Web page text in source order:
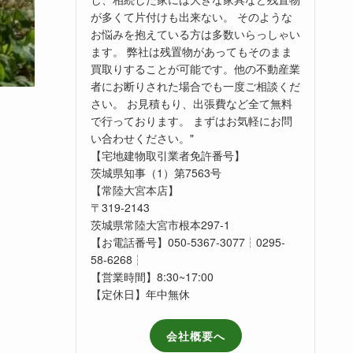
が多くて片付けも出来ない。 そのような
お悩みを抱えている方は多数いらっしゃい
ます。 弊社は残置物があってもそのまま
買取りすることが可能です。他の不動産業
者にお断りされた場合でも一度ご相談くだ
さい。 お見積もり、出張費など全て無料
で行っております。 まずはお気軽にお問
い合わせください。"
【宅地建物取引業者免許番号】
茨城県知事（1）第7563号
【常陸大宮本店】
〒319-2143
茨城県常陸大宮市根本297-1
【お電話番号】050-5367-3077┆0295-
58-6268┆
【営業時間】8:30~17:00
【定休日】年中無休
会社概要へ